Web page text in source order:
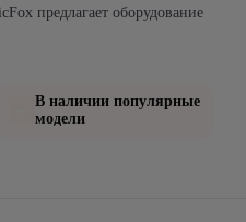
предлагает оборудование
В наличии популярные
модели